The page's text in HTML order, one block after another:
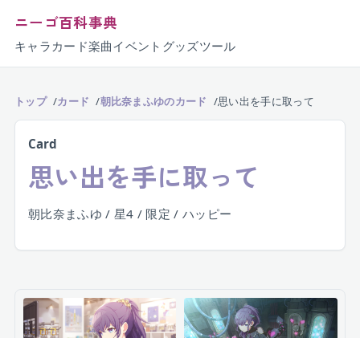
ニーゴ百科事典
キャラ カード楽曲イベント グッズツール
トップ カード 朝比奈まふゆのカード 思い出を手に取って
Card
思い出を手に取って
朝比奈まふゆ / 星4 / 限定 / ハッピー